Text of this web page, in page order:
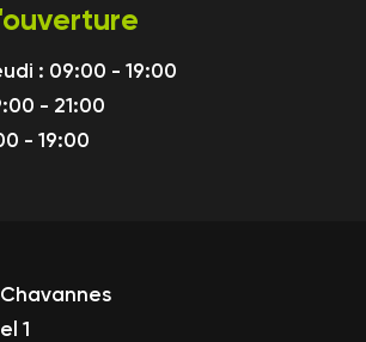
: 09:00 - 19:00
- 21:00
- 19:00
1